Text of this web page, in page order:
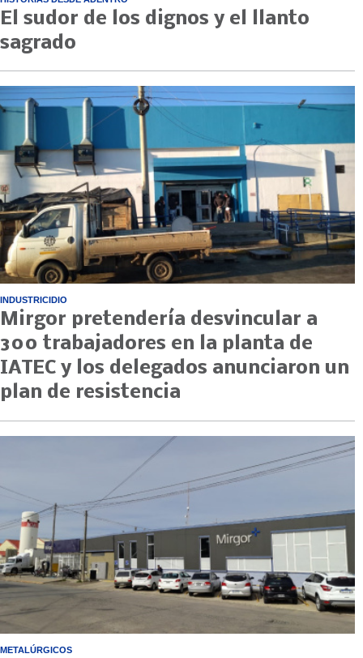
El sudor de los dignos y el llanto
sagrado
INDUSTRICIDIO
Mirgor pretendería desvincular a
300 trabajadores en la planta de
IATEC y los delegados anunciaron un
plan de resistencia
METALÚRGICOS